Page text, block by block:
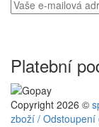
Platební
Copyright 2026 ©
zboží / Odstoupení